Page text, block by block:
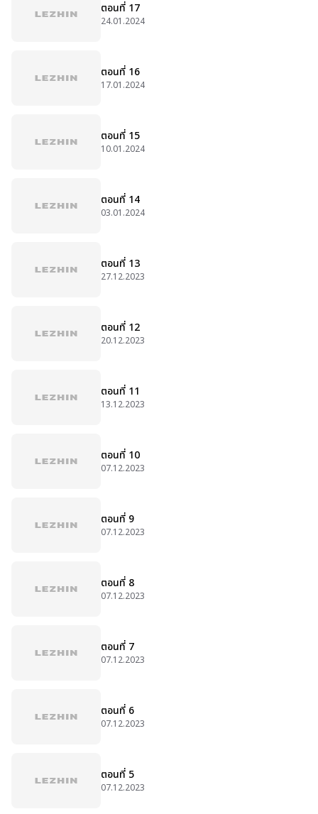
ตอนที่ 17
24.01.2024
ตอนที่ 16
17.01.2024
ตอนที่ 15
10.01.2024
ตอนที่ 14
03.01.2024
ตอนที่ 13
27.12.2023
ตอนที่ 12
20.12.2023
ตอนที่ 11
13.12.2023
ตอนที่ 10
07.12.2023
ตอนที่ 9
07.12.2023
ตอนที่ 8
07.12.2023
ตอนที่ 7
07.12.2023
ตอนที่ 6
07.12.2023
ตอนที่ 5
07.12.2023